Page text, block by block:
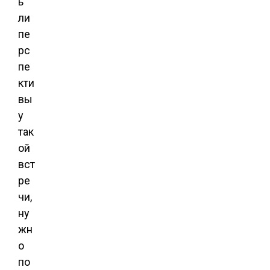
ли
пе
рс
пе
кти
вы
у
так
ой
вст
ре
чи,
ну
жн
о
по